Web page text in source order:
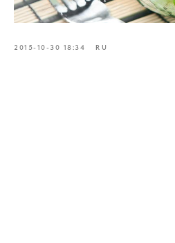
2015-10-30 18:34 RU